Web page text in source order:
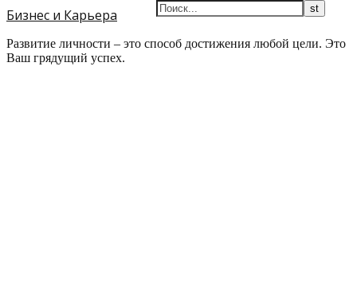
Бизнес и Карьера
Развитие личности – это способ достижения любой цели. Это
Ваш грядущий успех.